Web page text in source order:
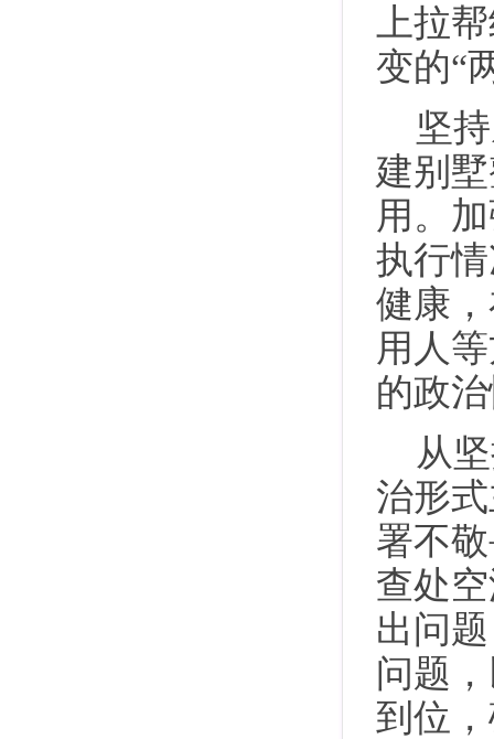
上拉
变的“
坚
建别
用。
执行
健康
用人
的政
从
治形
署不
查处
出问
问题
到位